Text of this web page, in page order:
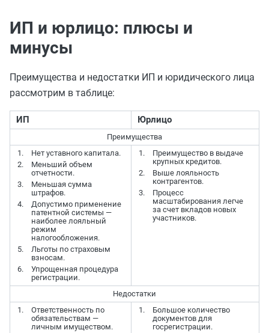
ИП и юрлицо: плюсы и
минусы
Преимущества и недостатки ИП и юридического лица
рассмотрим в таблице:
ИП Юрлицо
Преимущества
Нет уставного капитала.
Меньший объем
отчетности.
Меньшая сумма
штрафов.
Допустимо применение
патентной системы —
наиболее лояльный
режим
налогообложения.
Льготы по страховым
взносам.
Упрощенная процедура
регистрации.
Преимущество в выдаче
крупных кредитов.
Выше лояльность
контрагентов.
Процесс
масштабирования легче
за счет вкладов новых
участников.
Недостатки
Ответственность по
обязательствам —
личным имуществом.
Большое количество
документов для
госрегистрации.